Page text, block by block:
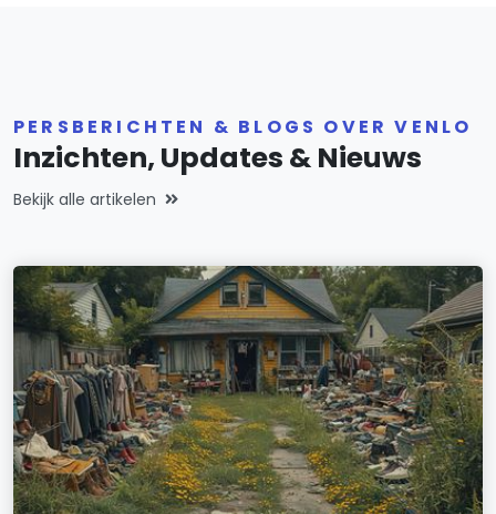
PERSBERICHTEN & BLOGS OVER VENLO
Inzichten, Updates & Nieuws
Bekijk alle artikelen